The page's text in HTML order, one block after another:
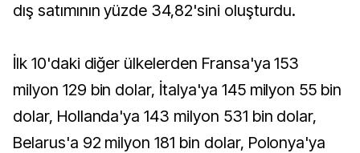
dış satımının yüzde 34,82'sini oluşturdu.
İlk 10'daki diğer ülkelerden Fransa'ya 153
milyon 129 bin dolar, İtalya'ya 145 milyon 55 bin
dolar, Hollanda'ya 143 milyon 531 bin dolar,
Belarus'a 92 milyon 181 bin dolar, Polonya'ya